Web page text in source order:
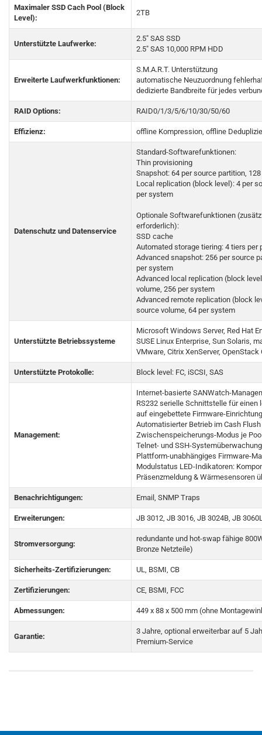
Maximaler SSD Cach Pool (Block
Level):
2TB
Unterstützte Laufwerke:
2.5" SAS SSD
2.5" SAS 10,000 RPM HDD
Erweiterte Laufwerkfunktionen:
S.M.A.R.T. Unterstützung
automatische Neuzuordnung
dedizierte Bandbreite für jedes
RAID Options: RAID0/1/3/5/6/10/30/50/60
Effizienz: offline Kompression, offline
Datenschutz und Datenservice
Standard-Softwarefunktionen:
Thin provisioning
Snapshot: 64 per source partition,
Local replication (block level): 4 per
per system
Optionale Softwarefunktionen
erforderlich):
SSD cache
Automated storage tiering: 4 tiers per
Advanced snapshot: 256 per source
per system
Advanced local replication (block
volume, 256 per system
Advanced remote replication (block
source volume, 64 per system
Unterstützte Betriebssysteme
Microsoft Windows Server, Red Hat
SUSE Linux Enterprise, Sun Solaris,
VMware, Citrix XenServer, OpenStack
Unterstützte Protokolle: Block level: FC, iSCSI, SAS
Management:
Internet-basierte SANWatch-
RS232 serielle Schnittstelle für einen
auf eingebettete Firmware-
Automatisierter Betrieb im Cash
Zwischenspeicherungs-Modus je
Telnet- und SSH-
Plattform-unabhängiges Firmware-
Modulstatus LED-Indikatoren:
Präsenzmeldung & Wärmesensoren
Benachrichtigungen: Email, SNMP Traps
Erweiterungen: JB 3012, JB 3016, JB 3024B, JB
Stromversorgung:
redundante und hot-swap fähige
Bronze Netzteile)
Sicherheits-Zertifizierungen: UL, BSMI, CB
Zertifizierungen: CE, BSMI, FCC
Abmessungen: 449 x 88 x 500 mm (ohne
Garantie:
3 Jahre, optional erweiterbar auf 5
Premium-Service